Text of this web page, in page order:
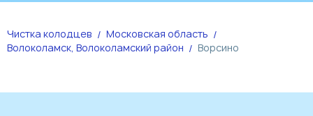
Чистка колодцев
Московская область
Волоколамск, Волоколамский район
Ворсино